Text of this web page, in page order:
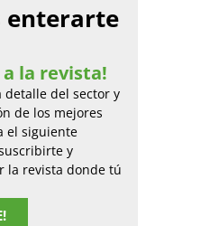
enterarte
a la revista!
detalle del sector y
de los mejores
el siguiente
y
la revista donde tú